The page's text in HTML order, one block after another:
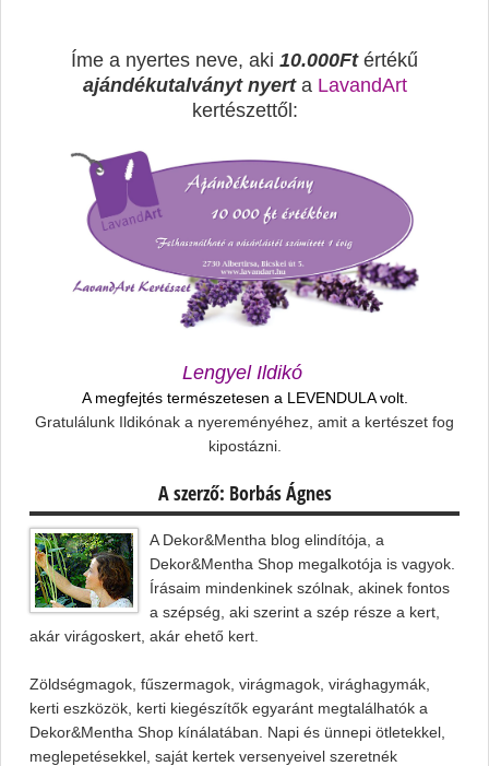
Íme a nyertes neve, aki 10.000Ftértékű
ajándékutalványt nyerta LavandArt
kertészettől:
Lengyel Ildikó
A megfejtés természetesen a LEVENDULA volt.
Gratulálunk Ildikónak a nyereményéhez, amit a kertészet fog
kipostázni.
A szerző: Borbás Ágnes
A Dekor&Mentha blog elindítója, a
Dekor&Mentha Shop megalkotója is vagyok.
Írásaim mindenkinek szólnak, akinek fontos
a szépség, aki szerint a szép része a kert,
akár virágoskert, akár ehető kert.
Zöldségmagok, fűszermagok, virágmagok, virághagymák,
kerti eszközök, kerti kiegészítők egyaránt megtalálhatók a
Dekor&Mentha Shop kínálatában. Napi és ünnepi ötletekkel,
meglepetésekkel, saját kertek versenyeivel szeretnék